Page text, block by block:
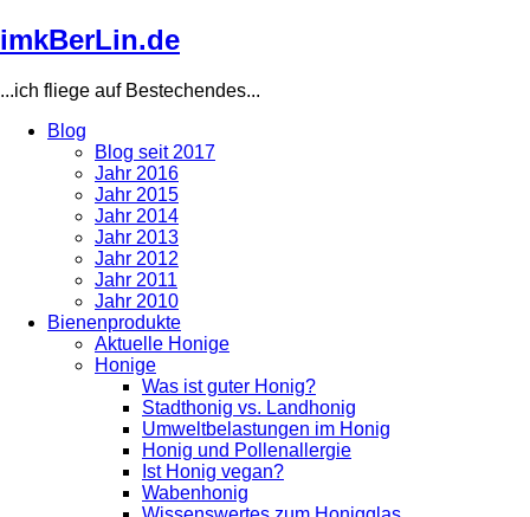
Direkt
zum
imkBerLin.de
...ich fliege auf Bestechendes...
navigation
Blog
Blog seit 2017
Jahr 2016
Jahr 2015
Jahr 2014
Jahr 2013
Jahr 2012
Jahr 2011
Jahr 2010
Bienenprodukte
Aktuelle Honige
Honige
Was ist guter Honig?
Stadthonig vs. Landhonig
Umweltbelastungen im Honig
Honig und Pollenallergie
Ist Honig vegan?
Wabenhonig